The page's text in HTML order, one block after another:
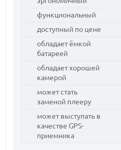
функциональный
доступный по цене
обладает ёмкой
батареей
обладает хорошей
камерой
может стать
заменой плееру
может выступать в
качестве GPS-
приемника